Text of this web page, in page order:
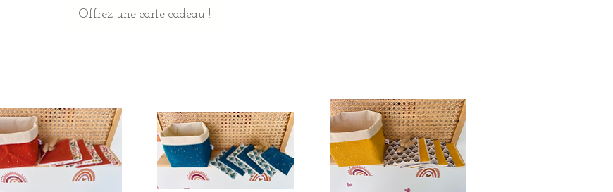
Offrez une carte cadeau !